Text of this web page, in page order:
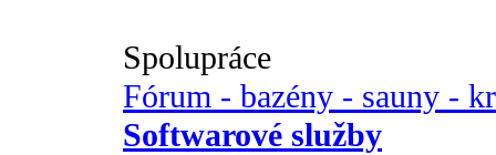
Spolupráce
Fórum - bazény - sauny -
Softwarové služby